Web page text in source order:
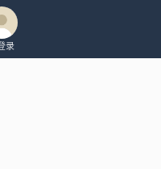
录